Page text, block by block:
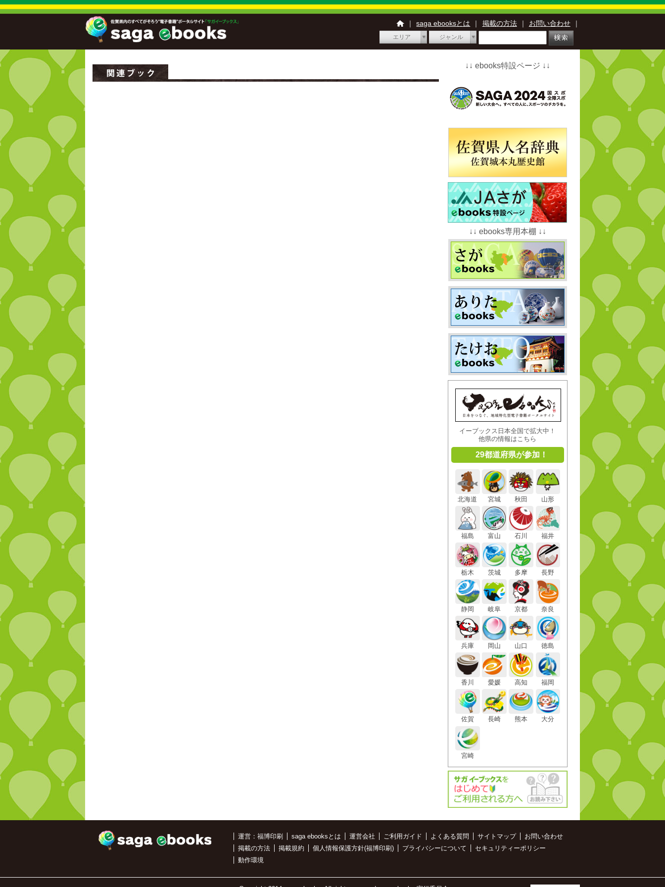
｜ saga ebooksとは ｜ 掲載の方法 ｜ お問い合わせ ｜
エリア ジャンル
↓↓ ebooks特設ページ ↓↓
↓↓ ebooks専用本棚 ↓↓
イーブックス日本全国で拡大中！
他県の情報はこちら
29都道府県が参加！
北海道 宮城 秋田 山形
福島 富山 石川 福井
栃木 茨城 多摩 長野
静岡 岐阜 京都 奈良
兵庫 岡山 山口 徳島
香川 愛媛 高知 福岡
佐賀 長崎 熊本 大分
宮崎
運営：福博印刷 saga ebooksとは 運営会社 ご利用ガイド よくある質問 サイトマップ
お問い合わせ
掲載の方法
掲載規約 個人情報保護方針(福博印刷) プライバシーについて
セキュリティーポリシー
動作環境